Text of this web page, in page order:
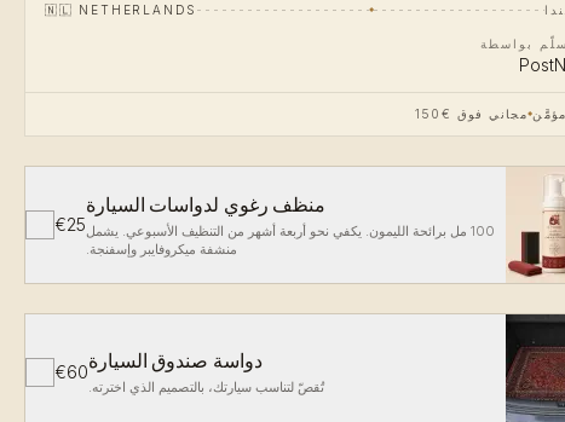
🇳🇱 NETHERLANDS
بواسطة
مؤمَّن مجاني فوق €150
منظف رغوي لدواسات السيارة
100 مل برائحة الليمون. يكفي نحو أربعة أشهر من التنظيف الأسبوعي. يشمل
منشفة ميكروفايبر وإسفنجة.
€25
دواسة صندوق السيارة
تُقصّ لتناسب سيارتك، بالتصميم الذي اخترته.
€60